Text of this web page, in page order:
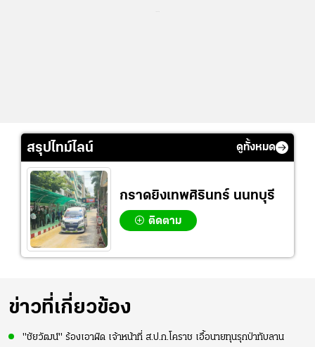
สรุปไทม์ไลน์ ดูทั้งหมด
กราดยิงเทพศิรินทร์ นนทบุรี
ติดตาม
ข่าวที่เกี่ยวข้อง
"ชัยวัฒน์" ร้องเอาผิด เจ้าหน้าที่ ส.ป.ก.โคราช เอื้อนายทุนรุกป่าทับลาน